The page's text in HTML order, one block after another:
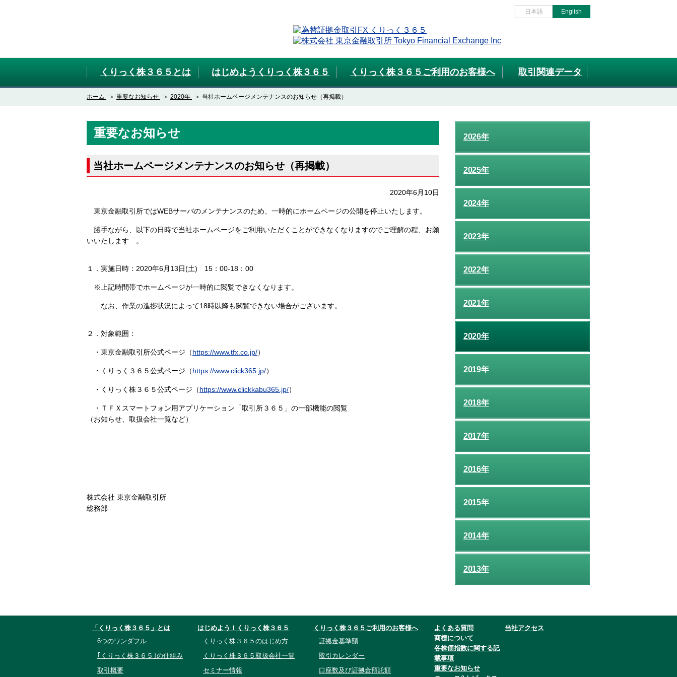
日本語 English
くりっく株３６５とは はじめようくりっく株３６５ くりっく株３６５ご利用のお客様へ 取引関連データ
ホーム 重要なお知らせ 2020年 当社ホームページメンテナンスのお知らせ（再掲載）
重要なお知らせ
当社ホームページメンテナンスのお知らせ（再掲載）
2020年6月10日
東京金融取引所ではWEBサーバのメンテナンスのため、一時的にホームページの公開を停止いたします。
勝手ながら、以下の日時で当社ホームページをご利用いただくことができなくなりますのでご理解の程、お願
いいたします 。
１．実施日時：2020年6月13日(土) 15：00-18：00
※上記時間帯でホームページが一時的に閲覧できなくなります。
なお、作業の進捗状況によって18時以降も閲覧できない場合がございます。
２．対象範囲：
・東京金融取引所公式ページ（https://www.tfx.co.jp/）
・くりっく３６５公式ページ（https://www.click365.jp/）
・くりっく株３６５公式ページ（https://www.clickkabu365.jp/）
・ＴＦＸスマートフォン用アプリケーション「取引所３６５」の一部機能の閲覧
（お知らせ、取扱会社一覧など）
株式会社 東京金融取引所
総務部
2026年
2025年
2024年
2023年
2022年
2021年
2020年
2019年
2018年
2017年
2016年
2015年
2014年
2013年
「くりっく株３６５」とは
6つのワンダフル
｢くりっく株３６５｣の仕組み
取引概要
はじめよう！くりっく株３６５
くりっく株３６５のはじめ方
くりっく株３６５取扱会社一覧
セミナー情報
くりっく株３６５ご利用のお客様へ
証拠金基準額
取引カレンダー
口座数及び証拠金預託額
よくある質問
商標について
各株価指数に関する記
載事項
重要なお知らせ
当社アクセス